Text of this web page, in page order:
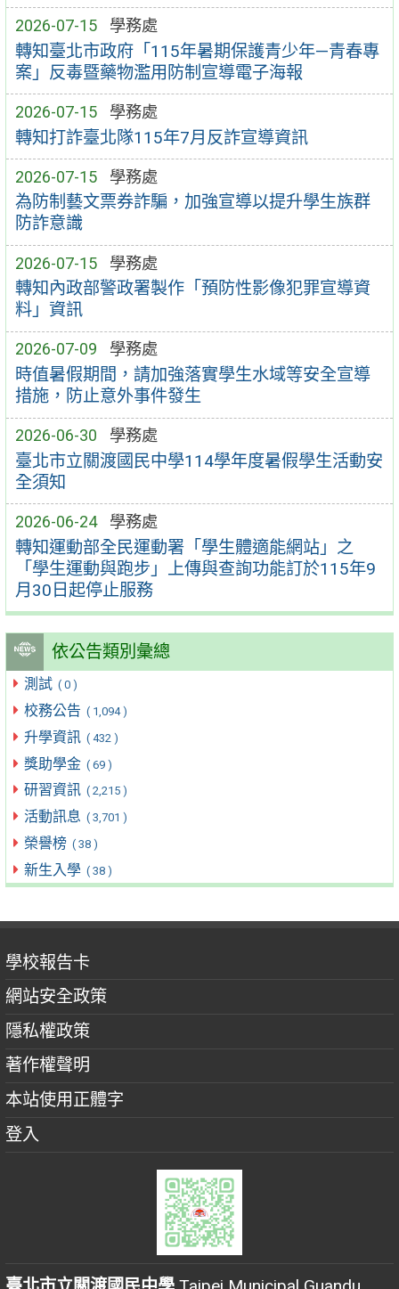
2026-07-15 學務處
轉知臺北市政府「115年暑期保護青少年—青春專
案」反毒暨藥物濫用防制宣導電子海報
2026-07-15 學務處
轉知打詐臺北隊115年7月反詐宣導資訊
2026-07-15 學務處
為防制藝文票券詐騙，加強宣導以提升學生族群
防詐意識
2026-07-15 學務處
轉知內政部警政署製作「預防性影像犯罪宣導資
料」資訊
2026-07-09 學務處
時值暑假期間，請加強落實學生水域等安全宣導
措施，防止意外事件發生
2026-06-30 學務處
臺北市立關渡國民中學114學年度暑假學生活動安
全須知
2026-06-24 學務處
轉知運動部全民運動署「學生體適能網站」之
「學生運動與跑步」上傳與查詢功能訂於115年9
月30日起停止服務
依公告類別彙總
測試 ( 0 )
校務公告 ( 1,094 )
升學資訊 ( 432 )
獎助學金 ( 69 )
研習資訊 ( 2,215 )
活動訊息 ( 3,701 )
榮譽榜 ( 38 )
新生入學 ( 38 )
學校報告卡
網站安全政策
隱私權政策
著作權聲明
本站使用正體字
登入